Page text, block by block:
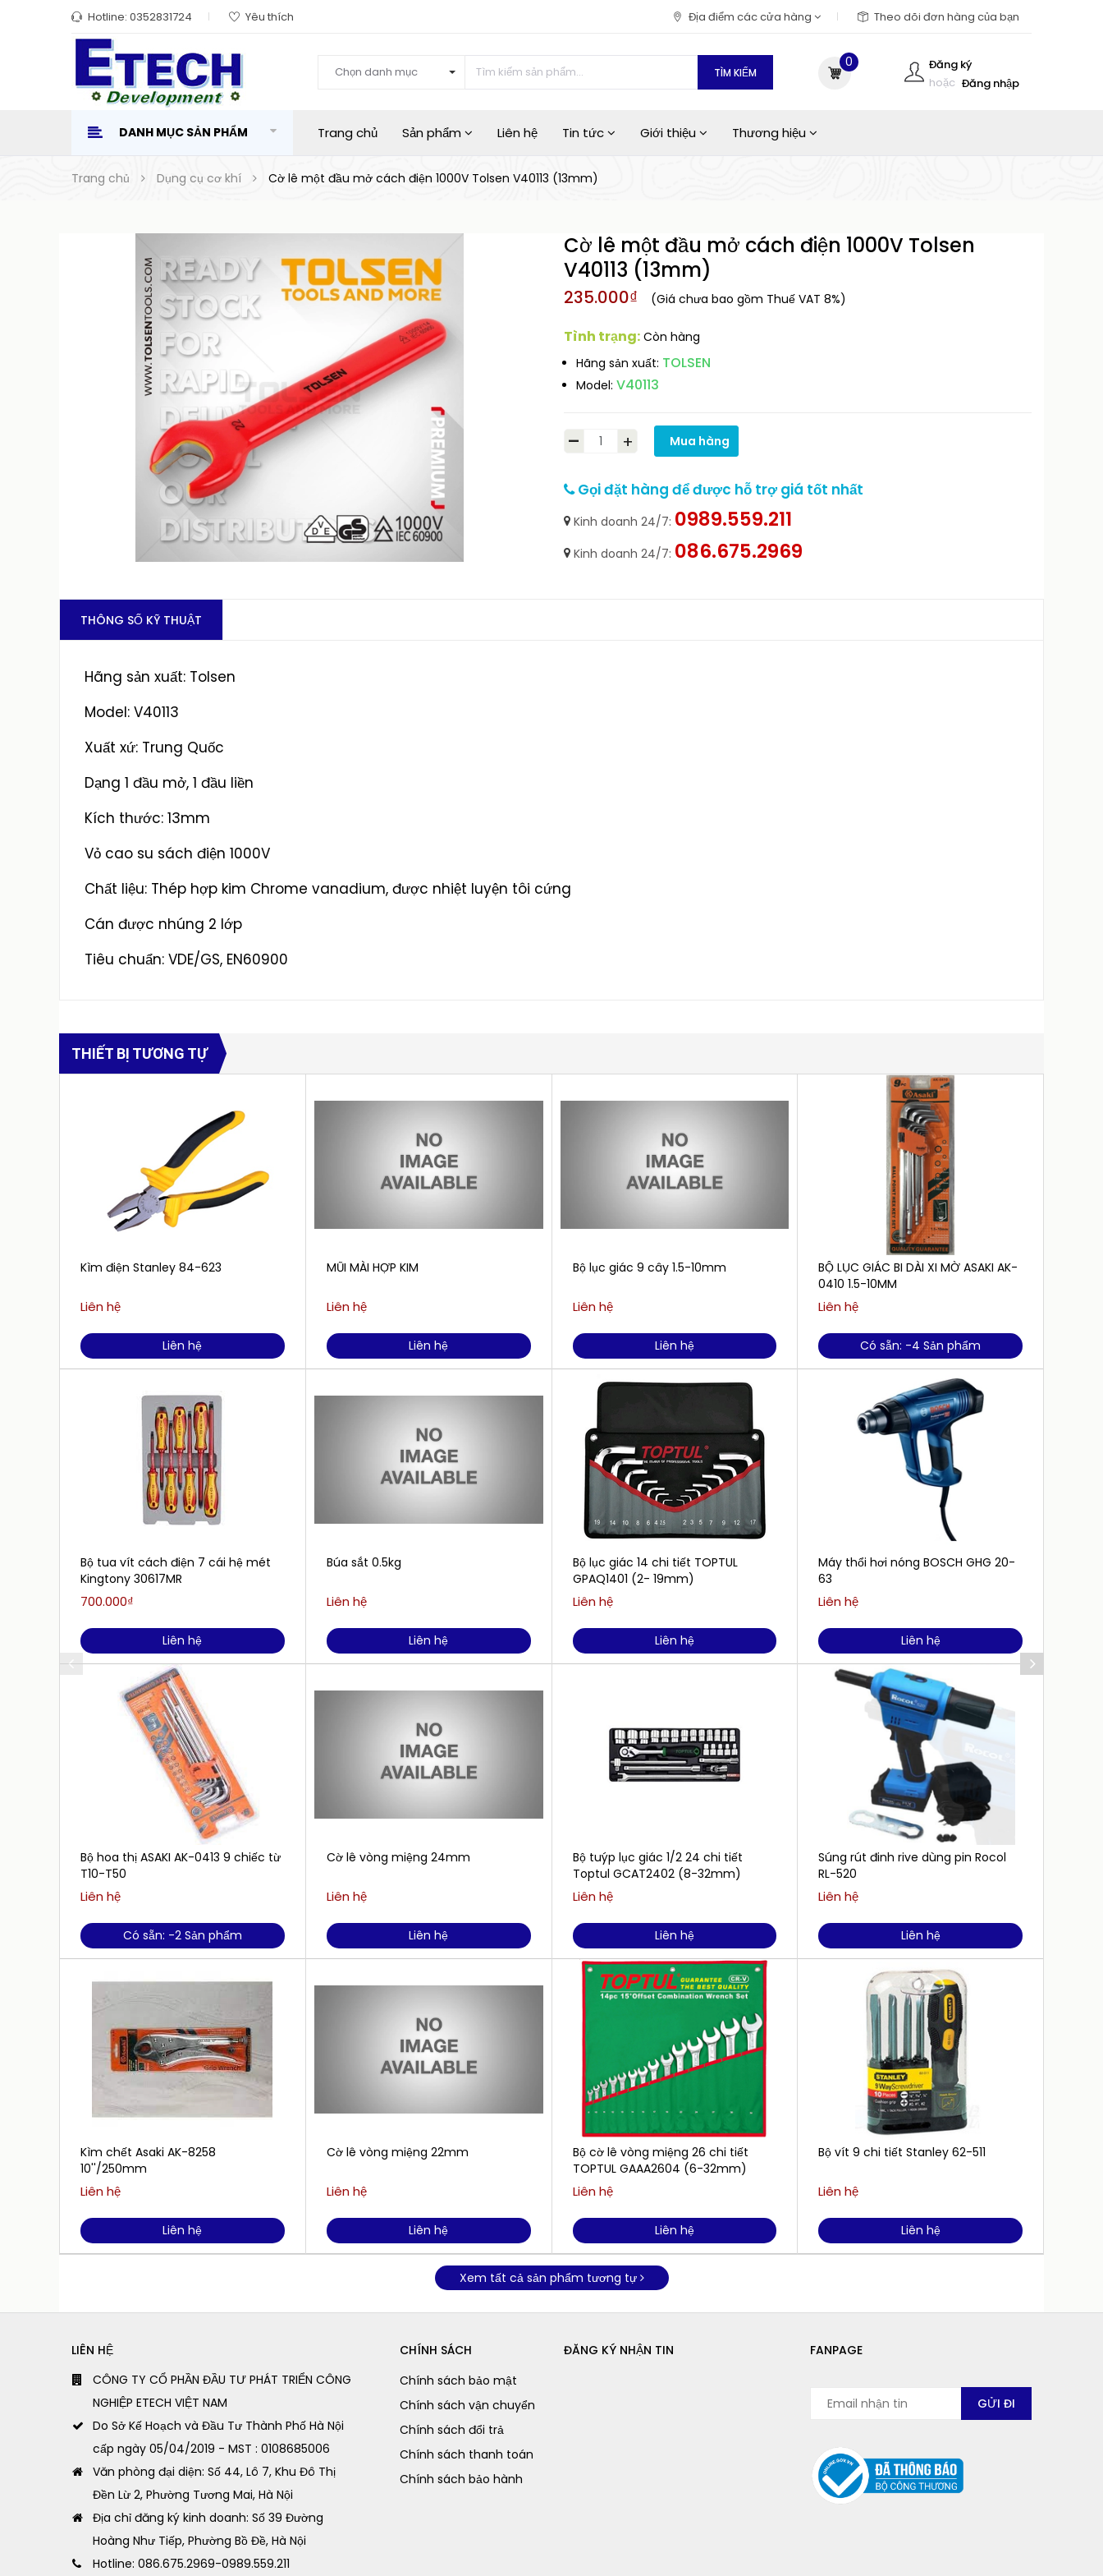
Hotline: 0352831724 Yêu thích Địa điểm các cửa hàng Theo dõi đơn hàng của bạn
Chọn danh mục TÌM KIẾM
Đăng ký
hoặc Đăng nhập
0
DANH MỤC SẢN PHẨM Trang chủ Sản phẩm Liên hệ Tin tức Giới thiệu Thương hiệu
Trang chủ Dụng cụ cơ khí Cờ lê một đầu mở cách điện 1000V Tolsen V40113 (13mm)
Cờ lê một đầu mở cách điện 1000V Tolsen
V40113 (13mm)
235.000₫ (Giá chưa bao gồm Thuế VAT 8%)
Tình trạng: Còn hàng
Hãng sản xuất: TOLSEN
Model: V40113
- + Mua hàng
Gọi đặt hàng để được hỗ trợ giá tốt nhất
Kinh doanh 24/7: 0989.559.211
Kinh doanh 24/7: 086.675.2969
THÔNG SỐ KỸ THUẬT
Hãng sản xuất: Tolsen
Model: V40113
Xuất xứ: Trung Quốc
Dạng 1 đầu mở, 1 đầu liền
Kích thước: 13mm
Vỏ cao su sách điện 1000V
Chất liệu: Thép hợp kim Chrome vanadium, được nhiệt luyện tôi cứng
Cán được nhúng 2 lớp
Tiêu chuẩn: VDE/GS, EN60900
THIẾT BỊ TƯƠNG TỰ
Kìm điện Stanley 84-623
Liên hệ
Liên hệ
Bộ tua vít cách điện 7 cái hệ mét
Kingtony 30617MR
700.000₫
Liên hệ
Bộ hoa thị ASAKI AK-0413 9 chiếc từ
T10-T50
Liên hệ
Có sẵn: -2 Sản phẩm
Kìm chết Asaki AK-8258
10''/250mm
Liên hệ
Liên hệ
MŨI MÀI HỢP KIM
Liên hệ
Liên hệ
Búa sắt 0.5kg
Liên hệ
Liên hệ
Cờ lê vòng miệng 24mm
Liên hệ
Liên hệ
Cờ lê vòng miệng 22mm
Liên hệ
Liên hệ
Bộ lục giác 9 cây 1.5-10mm
Liên hệ
Liên hệ
Bộ lục giác 14 chi tiết TOPTUL
GPAQ1401 (2- 19mm)
Liên hệ
Liên hệ
Bộ tuýp lục giác 1/2 24 chi tiết
Toptul GCAT2402 (8-32mm)
Liên hệ
Liên hệ
Bộ cờ lê vòng miệng 26 chi tiết
TOPTUL GAAA2604 (6-32mm)
Liên hệ
Liên hệ
BỘ LỤC GIÁC BI DÀI XI MỜ ASAKI AK-
0410 1.5-10MM
Liên hệ
Có sẵn: -4 Sản phẩm
Máy thổi hơi nóng BOSCH GHG 20-
63
Liên hệ
Liên hệ
Súng rút đinh rive dùng pin Rocol
RL-520
Liên hệ
Liên hệ
Bộ vít 9 chi tiết Stanley 62-511
Liên hệ
Liên hệ
Xem tất cả sản phẩm tương tự
LIÊN HỆ
CÔNG TY CỔ PHẦN ĐẦU TƯ PHÁT TRIỂN CÔNG
NGHIỆP ETECH VIỆT NAM
Do Sở Kế Hoạch và Đầu Tư Thành Phố Hà Nội
cấp ngày 05/04/2019 - MST : 0108685006
Văn phòng đại diện: Số 44, Lô 7, Khu Đô Thị
Đền Lừ 2, Phường Tương Mai, Hà Nội
Địa chỉ đăng ký kinh doanh: Số 39 Đường
Hoàng Như Tiếp, Phường Bồ Đề, Hà Nội
Hotline: 086.675.2969-0989.559.211
CHÍNH SÁCH
Chính sách bảo mật
Chính sách vận chuyển
Chính sách đổi trả
Chính sách thanh toán
Chính sách bảo hành
ĐĂNG KÝ NHẬN TIN FANPAGE